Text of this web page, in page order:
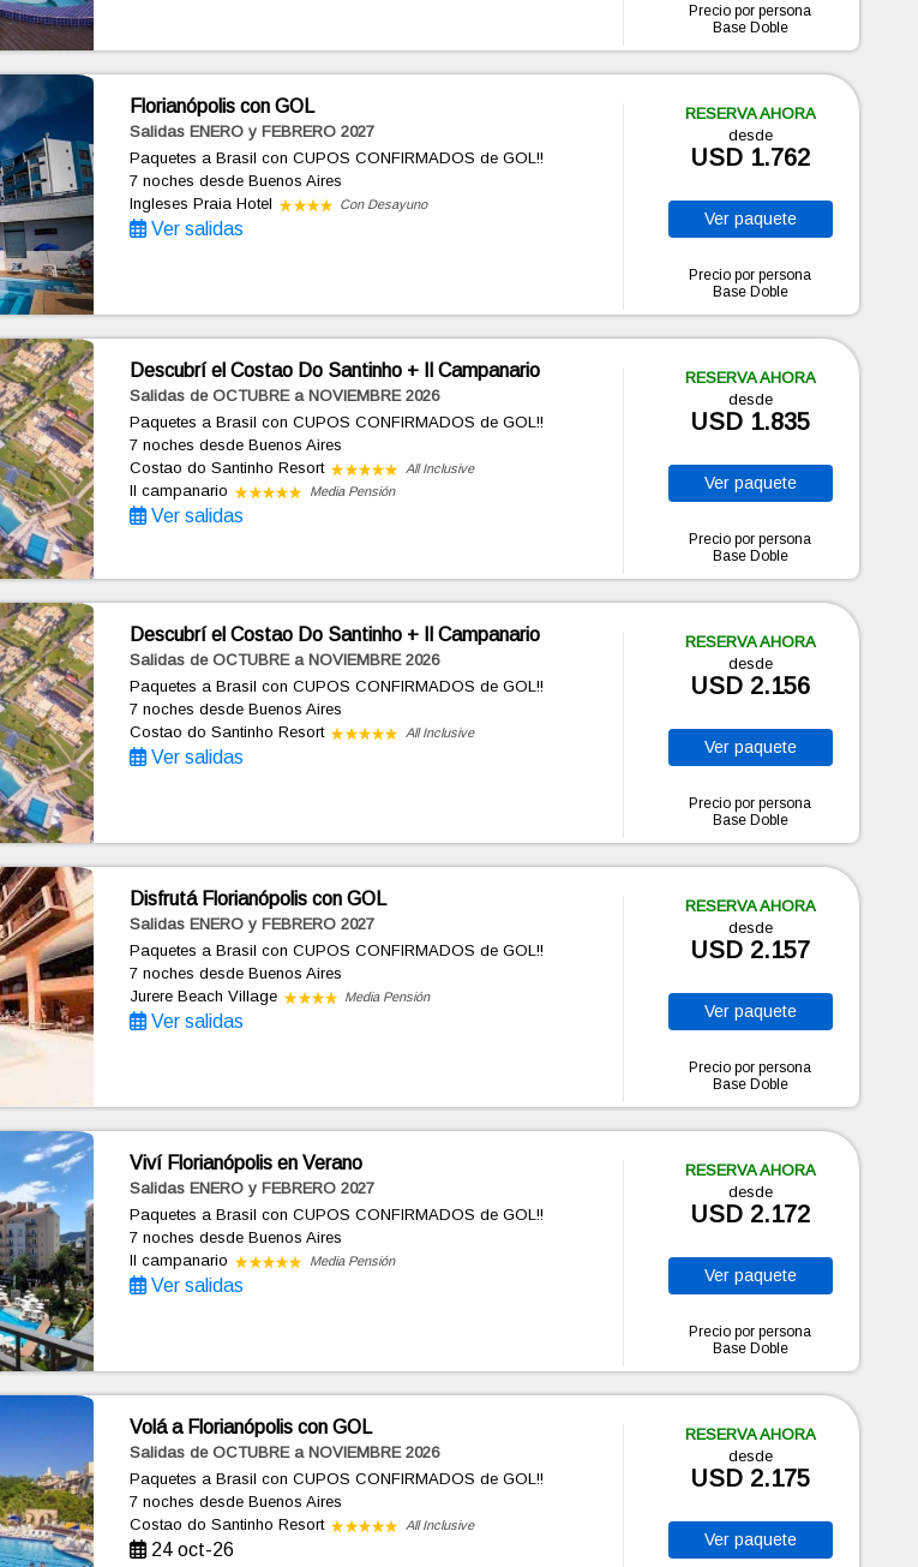
Precio por persona
Base Doble
Florianópolis con GOL
Salidas ENERO y FEBRERO 2027
Paquetes a Brasil con CUPOS CONFIRMADOS de GOL!!
7 noches desde Buenos Aires
Ingleses Praia Hotel
Con Desayuno
Ver salidas
RESERVA AHORA
desde
USD 1.762
Ver paquete
Precio por persona
Base Doble
Descubrí el Costao Do Santinho + Il Campanario
Salidas de OCTUBRE a NOVIEMBRE 2026
Paquetes a Brasil con CUPOS CONFIRMADOS de GOL!!
7 noches desde Buenos Aires
Costao do Santinho Resort
All Inclusive
Il campanario Media Pensión
Ver salidas
RESERVA AHORA
desde
USD 1.835
Ver paquete
Precio por persona
Base Doble
Descubrí el Costao Do Santinho + Il Campanario
Salidas de OCTUBRE a NOVIEMBRE 2026
Paquetes a Brasil con CUPOS CONFIRMADOS de GOL!!
7 noches desde Buenos Aires
Costao do Santinho Resort
All Inclusive
Ver salidas
RESERVA AHORA
desde
USD 2.156
Ver paquete
Precio por persona
Base Doble
Disfrutá Florianópolis con GOL
Salidas ENERO y FEBRERO 2027
Paquetes a Brasil con CUPOS CONFIRMADOS de GOL!!
7 noches desde Buenos Aires
Jurere Beach Village
Media Pensión
Ver salidas
RESERVA AHORA
desde
USD 2.157
Ver paquete
Precio por persona
Base Doble
Viví Florianópolis en Verano
Salidas ENERO y FEBRERO 2027
Paquetes a Brasil con CUPOS CONFIRMADOS de GOL!!
7 noches desde Buenos Aires
Il campanario
Media Pensión
Ver salidas
RESERVA AHORA
desde
USD 2.172
Ver paquete
Precio por persona
Base Doble
Volá a Florianópolis con GOL
Salidas de OCTUBRE a NOVIEMBRE 2026
Paquetes a Brasil con CUPOS CONFIRMADOS de GOL!!
7 noches desde Buenos Aires
Costao do Santinho Resort
All Inclusive
24 oct-26
RESERVA AHORA
desde
USD 2.175
Ver paquete